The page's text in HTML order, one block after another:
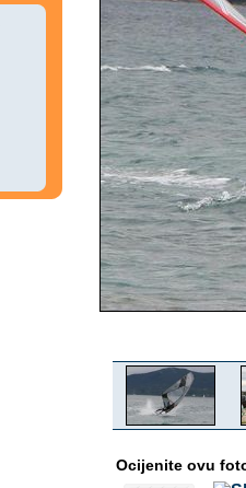
Ocijenite ovu